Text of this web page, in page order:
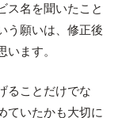
ス名を聞いたこと
う願いは、修正後
ます。
ることだけでな
ていたかも大切に